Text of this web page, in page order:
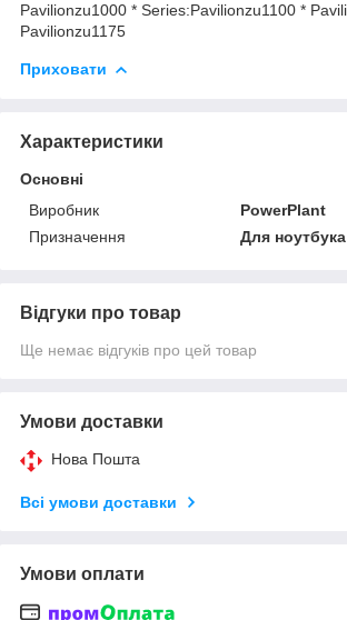
Приховати
Характеристики
Основні
Виробник
PowerPlant
Призначення
Для ноутбука
Відгуки про товар
Ще немає відгуків про цей товар
Умови доставки
Нова Пошта
Всі умови доставки
Умови оплати